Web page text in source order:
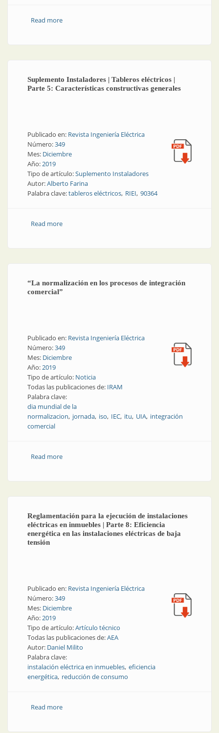
Read moreabout Reconstrucción de la industria: actualización
Suplemento Instaladores | Tableros eléctricos |
Parte 5: Características constructivas generales
Publicado en: Revista Ingeniería Eléctrica
Número:349
Mes: Diciembre
Año:2019
Tipo de artículo:Suplemento Instaladores
Autor:Alberto Farina
Palabra clave:tableros eléctricos RIEI 90364
Read moreabout Suplemento Instaladores | Tableros eléctricos
“La normalización en los procesos de integración
comercial”
Publicado en: Revista Ingeniería Eléctrica
Número:349
Mes: Diciembre
Año:2019
Tipo de artículo: Noticia
Todas las publicaciones de: IRAM
Palabra clave:
dia mundial de la
normalizacion jornada iso IEC itu UIA integración
comercial
Read moreabout “La normalización en los procesos de
Reglamentación para la ejecución de instalaciones
eléctricas en inmuebles | Parte 8: Eficiencia
energética en las instalaciones eléctricas de baja
tensión
Publicado en: Revista Ingeniería Eléctrica
Número:349
Mes: Diciembre
Año:2019
Tipo de artículo:Artículo técnico
Todas las publicaciones de:AEA
Autor: Daniel Milito
Palabra clave:
instalación eléctrica en inmuebles eficiencia
energética reducción de consumo
Read moreabout Reglamentación para la ejecución de